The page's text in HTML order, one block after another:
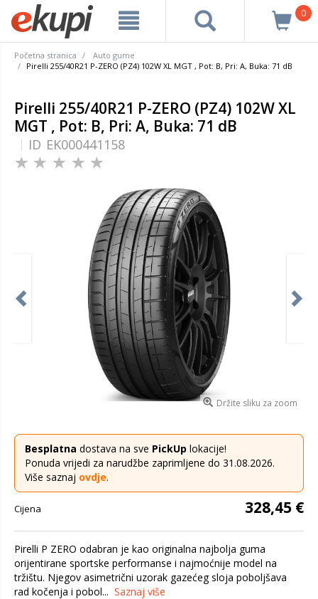
0
Početna stranica
Auto gume
Pirelli 255/40R21 P-ZERO (PZ4) 102W XL MGT , Pot: B, Pri: A, Buka: 71 dB
Pirelli 255/40R21 P-ZERO (PZ4) 102W XL
MGT , Pot: B, Pri: A, Buka: 71 dB
ID EK000441158
Držite sliku za zoom
Besplatna dostava na sve PickUp lokacije!
Ponuda vrijedi za narudžbe zaprimljene do 31.08.2026.
Više saznaj ovdje.
Cijena 328,45 €
Pirelli P ZERO odabran je kao originalna najbolja guma
orijentirane sportske performanse i najmoćnije model na
tržištu. Njegov asimetrični uzorak gazećeg sloja poboljšava
rad kočenja i pobol... Saznaj više